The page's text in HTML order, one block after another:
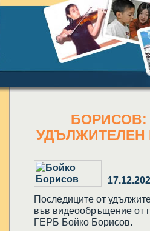
БОРИСОВ:
Последиците от
във видеообръщение от
ГЕРБ Бойко Борисов.